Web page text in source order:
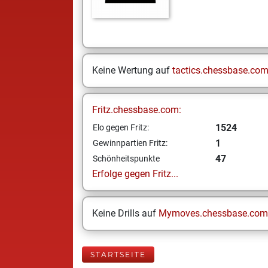
Keine Wertung auf tactics.chessbase.com
Fritz.chessbase.com:
Elo gegen Fritz: 1524
Gewinnpartien Fritz: 1
Schönheitspunkte
47
Erfolge gegen Fritz...
Keine Drills auf Mymoves.chessbase.com
STARTSEITE